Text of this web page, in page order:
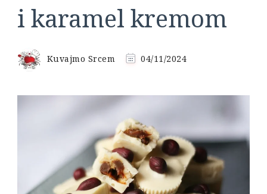
i karamel kremom
Kuvajmo Srcem 04/11/2024